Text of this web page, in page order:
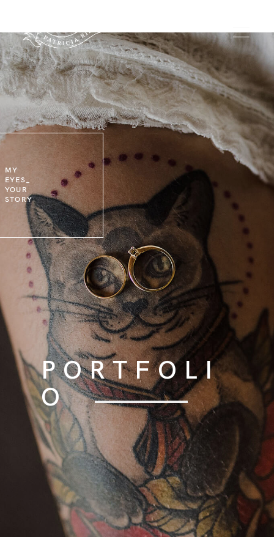
INICIO
PORTFOLIO
FORMACIÓN
CONTACTO
MY
EYES_
YOUR
STORY
PORTFOLI
O